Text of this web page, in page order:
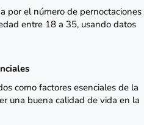
por el número de pernoctaciones
entre 18 a 35, usando datos
como factores esenciales de la
una buena calidad de vida en la